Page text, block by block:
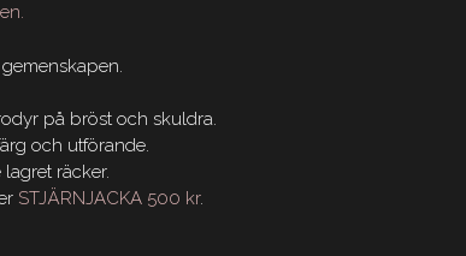
på bröst och skuldra.
och utförande.
räcker.
STJÄRNJACKA 500 kr.